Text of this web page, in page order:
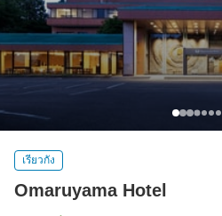
เรียวกัง
Omaruyama Hotel